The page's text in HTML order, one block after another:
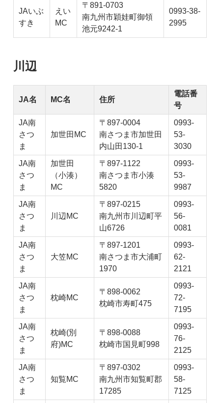
JAいぶ
すき
えい
MC
〒891-0703
南九州市穎娃町御領
池元9242-1
0993-38-
2995
川辺
JA名 MC名 住所
電話番
号
JA南
さつ
ま
加世田MC
〒897-0004
南さつま市加世田
内山田130-1
0993-
53-
3030
JA南
さつ
ま
加世田
（小湊）
MC
〒897-1122
南さつま市小湊
5820
0993-
53-
9987
JA南
さつ
ま
川辺MC
〒897-0215
南九州市川辺町平
山6726
0993-
56-
0081
JA南
さつ
ま
大笠MC
〒897-1201
南さつま市大浦町
1970
0993-
62-
2121
JA南
さつ
ま
枕崎MC
〒898-0062
枕崎市寿町475
0993-
72-
7195
JA南
さつ
ま
枕崎(別
府)MC
〒898-0088
枕崎市国見町998
0993-
76-
2125
JA南
さつ
ま
知覧MC
〒897-0302
南九州市知覧町郡
17285
0993-
58-
7125